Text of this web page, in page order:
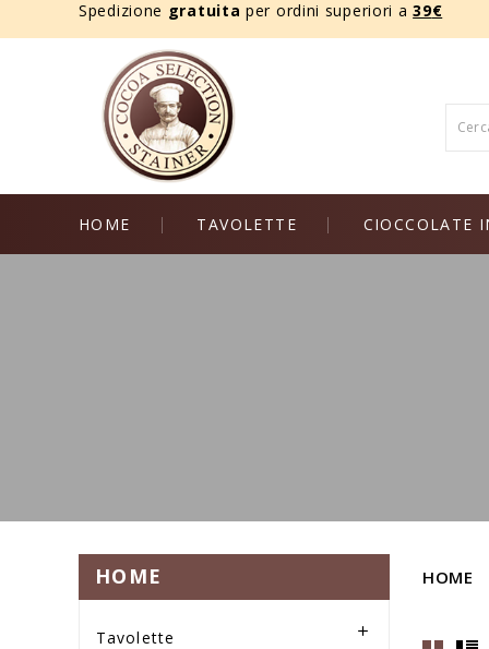
Spedizione gratuita per ordini superiori a39€
HOME TAVOLETTE CIOCCOLATE
HOME
Tavolette 
HOME